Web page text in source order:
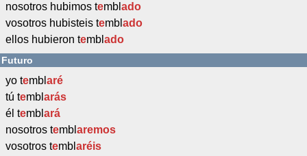
nosotros hubimos tembl ado
vosotros hubisteis tembl ado
ellos hubieron tembl ado
Futuro
yo tembl aré
tú tembl arás
él tembl ará
nosotros tembl aremos
vosotros tembl aréis